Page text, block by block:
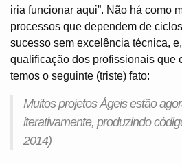
iria funcionar aqui”. Não há como
processos que dependem de
sucesso sem excelência técnica,
qualificação dos profissionais que
temos o seguinte (triste) fato:
Muitos projetos Ágeis estão
iterativamente, produzindo
2014)